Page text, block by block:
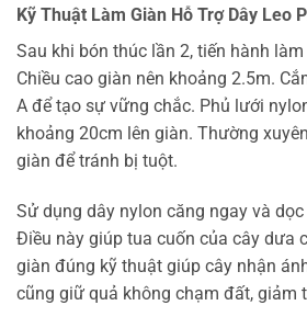
Kỹ Thuật Làm Giàn Hỗ Trợ Dây Leo
Sau khi bón thúc lần 2, tiến hành
Chiều cao giàn nên khoảng 2.5m.
A để tạo sự vững chắc. Phủ lưới
khoảng 20cm lên giàn. Thường
giàn để tránh bị tuột.
Sử dụng dây nylon căng ngay và
Điều này giúp tua cuốn của cây dưa
giàn đúng kỹ thuật giúp cây nhận
cũng giữ quả không chạm đất, giảm